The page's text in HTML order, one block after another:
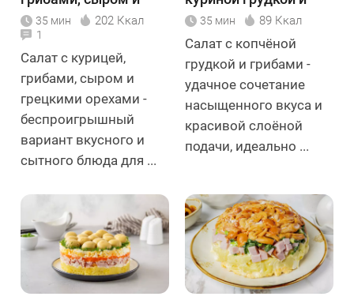
грецкими орехами
35 мин 202 Ккал
1
Салат с курицей,
грибами, сыром и
грецкими орехами -
беспроигрышный
вариант вкусного и
сытного блюда для ...
грибами
35 мин 89 Ккал
Салат с копчёной
грудкой и грибами -
удачное сочетание
насыщенного вкуса и
красивой слоёной
подачи, идеально ...